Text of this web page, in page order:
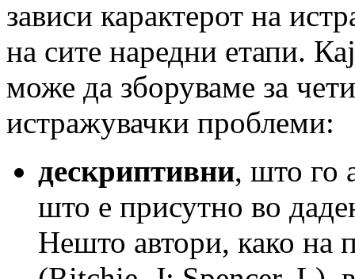
зависи карактерот на
на сите наредни етапи.
може да зборуваме за
истражувачки проблеми:
дескриптивни, што го
што е присутно во
Нешто автори, како на